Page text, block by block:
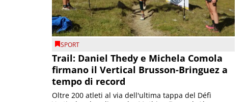
SPORT
Trail: Daniel Thedy e Michela Comola
firmano il Vertical Brusson-Bringuez a
tempo di record
Oltre 200 atleti al via dell'ultima tappa del Défì